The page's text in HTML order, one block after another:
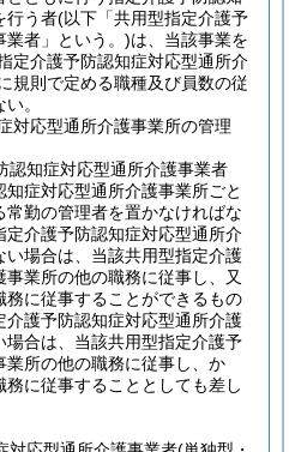
行う者(以下「共用型指定介護予
業者」という。)は、当該事業を
定介護予防認知症対応型通所介
規則で定める職種及び員数の従
。
対応型通所介護事業所の管理
認知症対応型通所介護事業者
症対応型通所介護事業所ごと
勤の管理者を置かなければな
定介護予防認知症対応型通所介
場合は、当該共用型指定介護
業所の他の職務に従事し、又
務に従事することができるもの
介護予防認知症対応型通所介護
合は、当該共用型指定介護予
業所の他の職務に従事し、か
に従事することとしても差し